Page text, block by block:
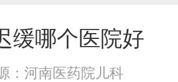
缓哪个医院好
：河南医药院儿科